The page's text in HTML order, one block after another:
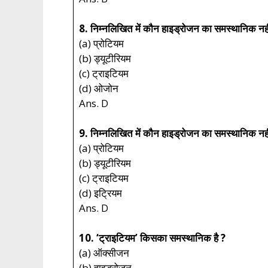
8. निम्नलिखित में कौन हाइड्रोजन का समस्थानिक
(a) प्रोटियम
(b) ड्यूटीरियम
(c) ट्राइटियम
(d) ओजोन
Ans. D
9. निम्नलिखित में कौन हाइड्रोजन का समस्थानिक
(a) प्रोटियम
(b) ड्यूटीरियम
(c) ट्राइटियम
(d) इट्रियम
Ans. D
10. ‘ट्राइटियम’ किसका समस्थानिक है ?
(a) ऑक्सीजन